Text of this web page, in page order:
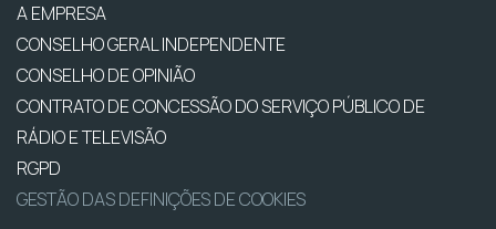
A EMPRESA
CONSELHO GERAL INDEPENDENTE
CONSELHO DE OPINIÃO
CONTRATO DE CONCESSÃO DO SERVIÇO PÚBLICO DE
RÁDIO E TELEVISÃO
RGPD
GESTÃO DAS DEFINIÇÕES DE COOKIES